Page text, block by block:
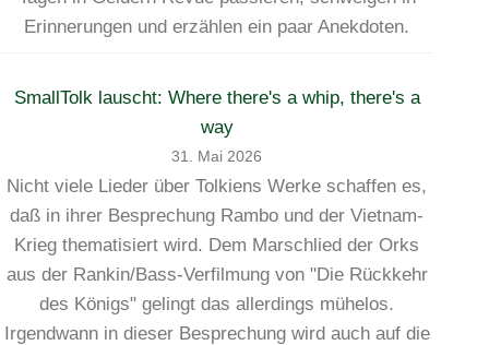
Erinnerungen und erzählen ein paar Anekdoten.
SmallTolk lauscht: Where there's a whip, there's a
way
31. Mai 2026
Nicht viele Lieder über Tolkiens Werke schaffen es,
daß in ihrer Besprechung Rambo und der Vietnam-
Krieg thematisiert wird. Dem Marschlied der Orks
aus der Rankin/Bass-Verfilmung von "Die Rückkehr
des Königs" gelingt das allerdings mühelos.
Irgendwann in dieser Besprechung wird auch auf die